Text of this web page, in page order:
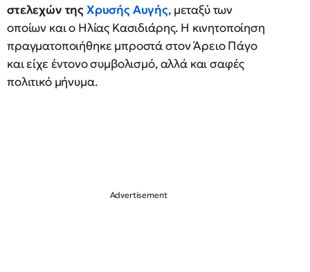
στελεχών τηςΧρυσής Αυγής, μεταξύ των
οποίων και ο Ηλίας Κασιδιάρης. Η κινητοποίηση
πραγματοποιήθηκε μπροστά στον Άρειο Πάγο
και είχε έντονο συμβολισμό, αλλά και σαφές
πολιτικό μήνυμα.